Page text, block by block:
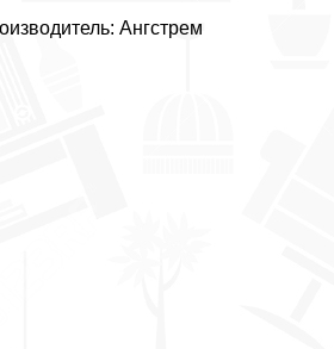
Ангстрем